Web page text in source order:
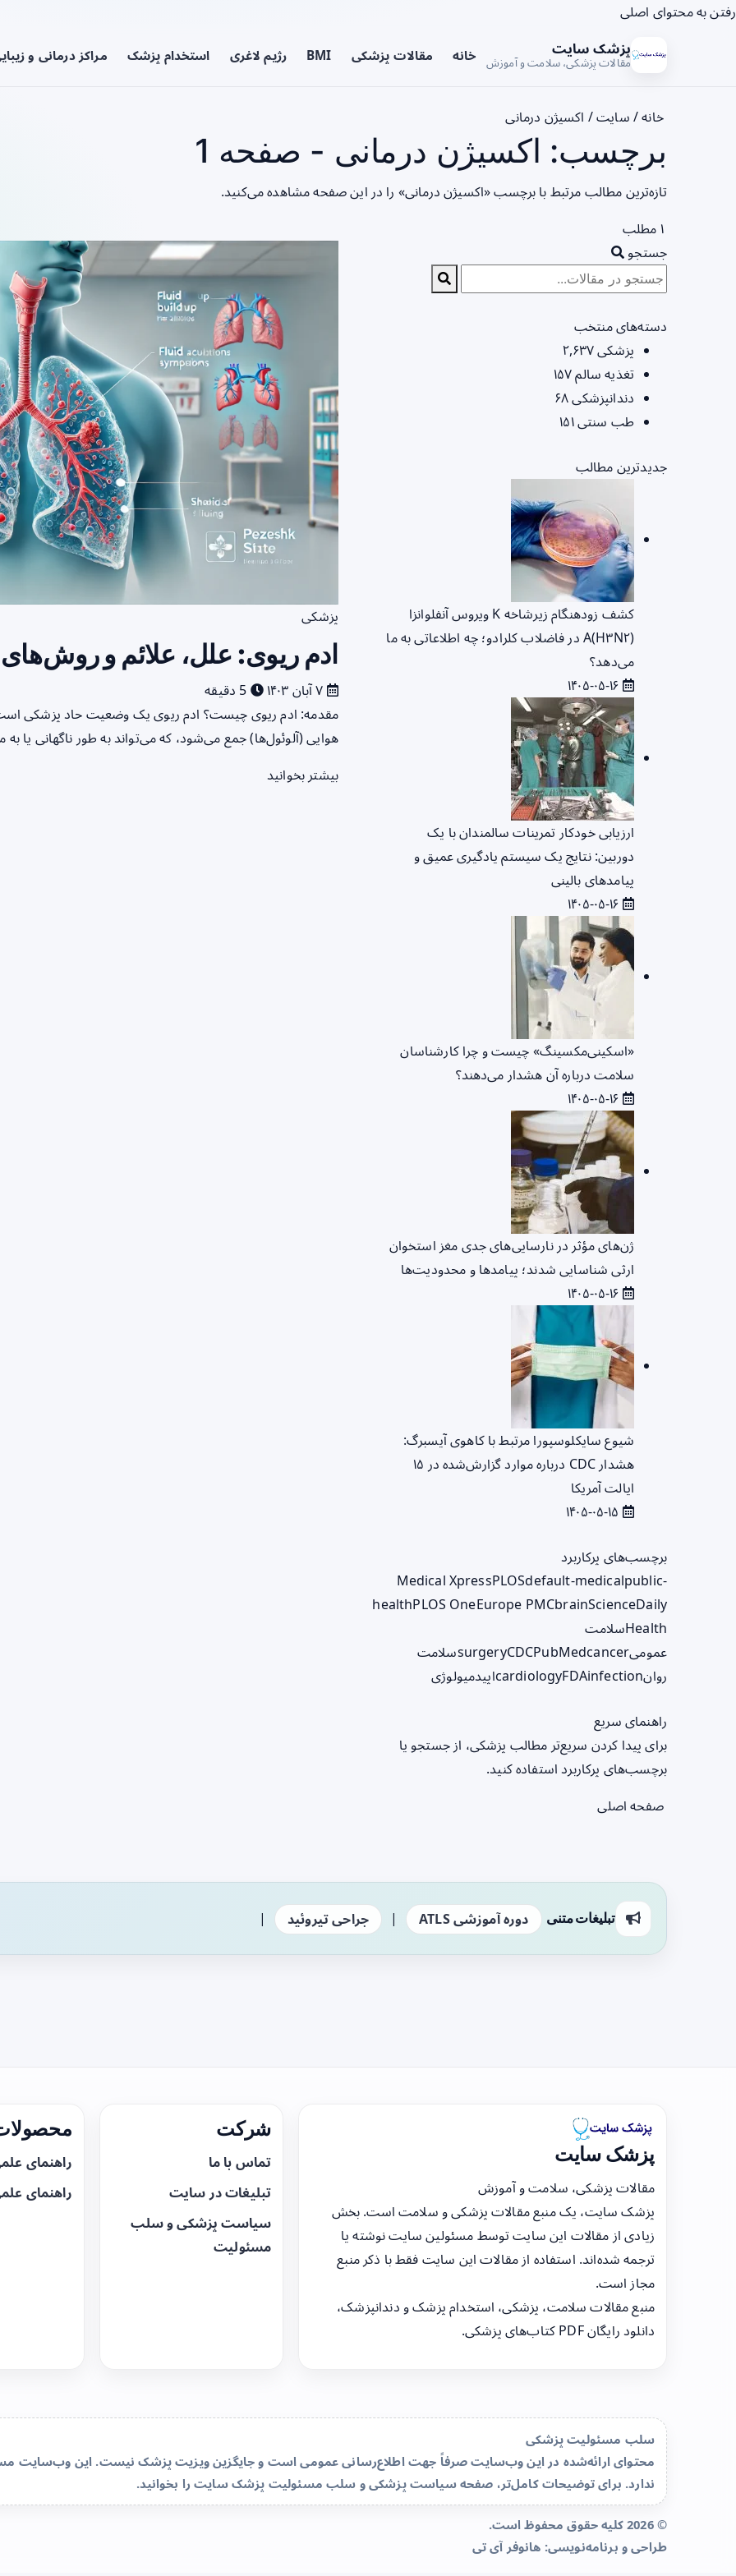
رفتن به محتوای اصلی
پزشک سایت
مقالات پزشکی، سلامت و آموزش خانه مقالات پزشکی BMI رژیم لاغری استخدام پزشک مراکز درمانی و
خانه/ سایت/ اکسیژن درمانی
برچسب: اکسیژن درمانی - صفحه 1
تازه‌ترین مطالب مرتبط با برچسب «اکسیژن درمانی» را در این صفحه مشاهده می‌کنید.
۱ مطلب
پزشکی
ادم ریوی: علل، علائم و
مقدمه: ادم ریوی چیست؟ ادم ریوی یک وضعیت حاد پزشکی است
هوایی (آلوئول‌ها) جمع می‌شود، که می‌تواند به طور ناگهانی یا به
بیشتر بخوانید
جستجو
دسته‌های منتخب
پزشکی۲,۶۳۷
تغذیه سالم۱۵۷
دندانپزشکی۶۸
طب سنتی۱۵۱
جدیدترین مطالب
کشف زودهنگام زیرشاخه K ویروس آنفلوانزا
A(H۳N۲) در فاضلاب کلرادو؛ چه اطلاعاتی به ما
می‌دهد؟
ارزیابی خودکار تمرینات سالمندان با یک
دوربین: نتایج یک سیستم یادگیری عمیق و
پیامدهای بالینی
«اسکینی‌مکسینگ» چیست و چرا کارشناسان
سلامت درباره آن هشدار می‌دهند؟
ژن‌های مؤثر در نارسایی‌های جدی مغز استخوان
ارثی شناسایی شدند؛ پیامدها و محدودیت‌ها
شیوع سایکلوسپورا مرتبط با کاهوی آیسبرگ:
هشدار CDC درباره موارد گزارش‌شده در ۱۵
ایالت آمریکا
برچسب‌های پرکاربرد
Medical XpressPLOSdefault-medicalpublic-
healthPLOS OneEurope PMCbrainScienceDaily
Healthسلامت
عمومی
surgeryCDCPubMedcancer
سلامت
روان
cardiologyFDAinfection اپیدمیولوژی
راهنمای سریع
برای پیدا کردن سریع‌تر مطالب پزشکی، از جستجو یا
برچسب‌های پرکاربرد استفاده کنید.
صفحه اصلی
تبلیغات متنی دوره آموزشی ATLS | جراحی تیروئید |
پزشک سایت
مقالات پزشکی، سلامت و آموزش
پزشک سایت، یک منبع مقالات پزشکی و سلامت است. بخش
زیادی از مقالات این سایت توسط مسئولین سایت نوشته یا
ترجمه شده‌اند. استفاده از مقالات این سایت فقط با ذکر منبع
مجاز است.
منبع مقالات سلامت، پزشکی، استخدام پزشک و دندانپزشک،
دانلود رایگان PDF کتاب‌های پزشکی.
شرکت
تماس با ما
تبلیغات در سایت
سیاست پزشکی و سلب
مسئولیت
راهنمای
راهنمای
سلب مسئولیت پزشکی
محتوای ارائه‌شده در این وب‌سایت صرفاً جهت اطلاع‌رسانی عمومی است و جایگزین ویزیت پزشک نیست. این وب‌سایت
ندارد. برای توضیحات کامل‌تر، صفحهسیاست پزشکی و سلب مسئولیت پزشک سایترا بخوانید.
© 2026 کلیه حقوق محفوظ است.
طراحی و برنامه‌نویسی: هانوفر آی تی